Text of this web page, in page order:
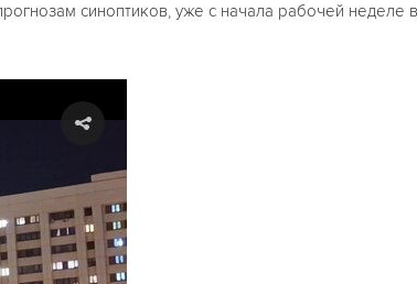
синоптиков, уже с начала рабочей неделе